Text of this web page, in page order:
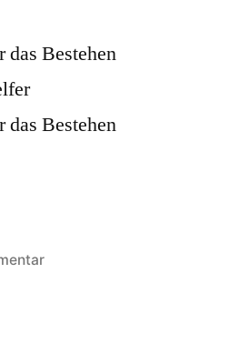
das Bestehen
das Bestehen
zu